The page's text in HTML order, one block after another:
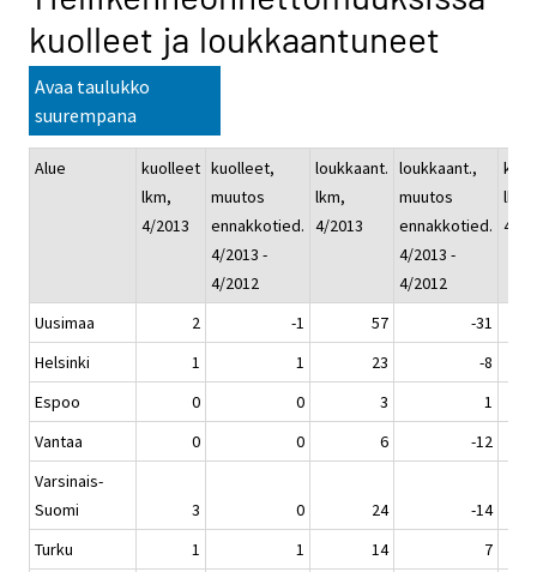
kuolleet ja loukkaantuneet
Avaa taulukko
suurempana
Alue
kuolleet
lkm,
4/2013
kuolleet,
muutos
ennakkotied.
4/2013 -
4/2012
loukkaant.
lkm,
4/2013
loukkaant.,
muutos
ennakkotied.
4/2013 -
4/2012
lkm,
4/
Uusimaa 2 -1 57
-31
Helsinki
1 1 23
-8
Espoo
0 0 3
1
Vantaa
0 0 6
-12
Varsinais-
Suomi
3 0 24
-14
Turku
1 1 14
7